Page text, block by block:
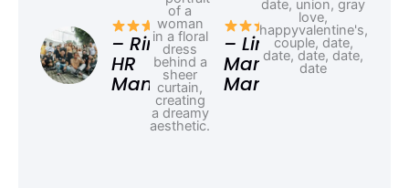
– Rina,
HR
Manager
– Linda,
Marketing
Manager